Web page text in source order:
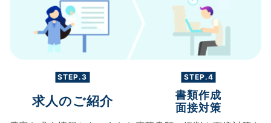
STEP.3
求人のご紹介
STEP.4
書類作成
面接対策